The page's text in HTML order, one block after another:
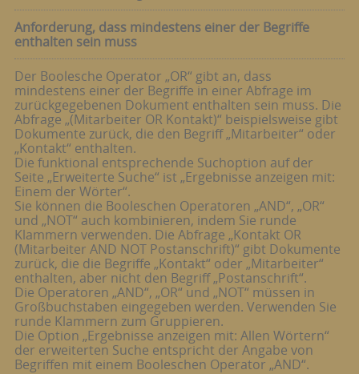
Anforderung, dass mindestens einer der Begriffe
enthalten sein muss
Der Boolesche Operator „OR“ gibt an, dass
mindestens einer der Begriffe in einer Abfrage im
zurückgegebenen Dokument enthalten sein muss. Die
Abfrage „(Mitarbeiter OR Kontakt)“ beispielsweise gibt
Dokumente zurück, die den Begriff „Mitarbeiter“ oder
„Kontakt“ enthalten.
Die funktional entsprechende Suchoption auf der
Seite „Erweiterte Suche“ ist „Ergebnisse anzeigen mit:
Einem der Wörter“.
Sie können die Booleschen Operatoren „AND“, „OR“
und „NOT“ auch kombinieren, indem Sie runde
Klammern verwenden. Die Abfrage „Kontakt OR
(Mitarbeiter AND NOT Postanschrift)“ gibt Dokumente
zurück, die die Begriffe „Kontakt“ oder „Mitarbeiter“
enthalten, aber nicht den Begriff „Postanschrift“.
Die Operatoren „AND“, „OR“ und „NOT“ müssen in
Großbuchstaben eingegeben werden. Verwenden Sie
runde Klammern zum Gruppieren.
Die Option „Ergebnisse anzeigen mit: Allen Wörtern“
der erweiterten Suche entspricht der Angabe von
Begriffen mit einem Booleschen Operator „AND“.